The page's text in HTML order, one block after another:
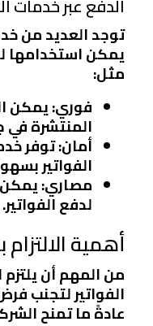
توجد العديد من
يمكن استخدامها
مثل:
فوري: يمكن
المنتشرة في
أمان: توفر
الفواتير
مصاري:
لدفع الفواتير.
أهمية
من المهم أن
الفواتير لتجنب
عادةً ما تمنح